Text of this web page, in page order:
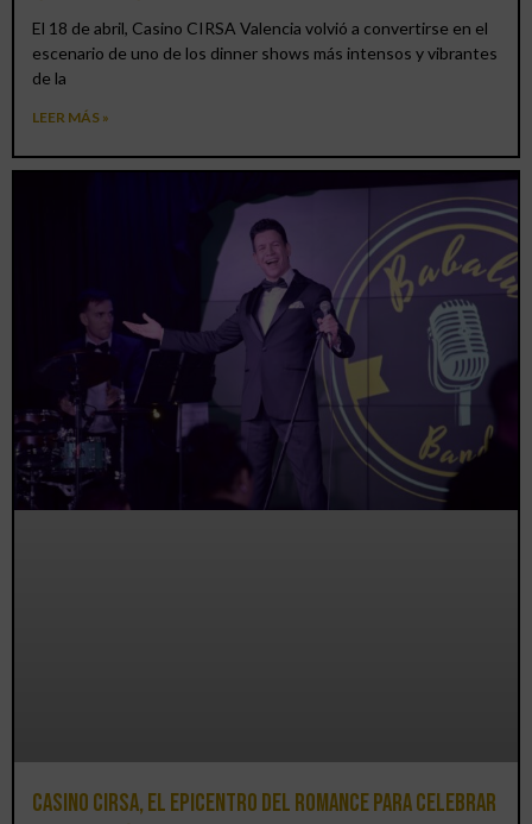
El 18 de abril, Casino CIRSA Valencia volvió a convertirse en el
escenario de uno de los dinner shows más intensos y vibrantes
de la
LEER MÁS »
Casino CIRSA, el epicentro del romance para celebrar